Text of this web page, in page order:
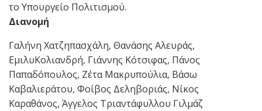
το Υπουργείο Πολιτισμού.
Διανομή
Γαλήνη Χατζηπασχάλη, Θανάσης Αλευράς,
ΕμιλυΚολιανδρή, Γιάννης Κότσιφας, Πάνος
Παπαδόπουλος, Ζέτα Μακρυπούλια, Βάσω
Καβαλιεράτου, Φοίβος Δεληβοριάς, Νίκος
Καραθάνος, Άγγελος Τριαντάφυλλου Γιλμάζ